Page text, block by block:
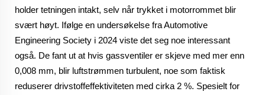
holder tetningen intakt, selv når trykket i motorrommet blir
svært høyt. Ifølge en undersøkelse fra Automotive
Engineering Society i 2024 viste det seg noe interessant
også. De fant ut at hvis gassventiler er skjeve med mer enn
0,008 mm, blir luftstrømmen turbulent, noe som faktisk
reduserer drivstoffeffektiviteten med cirka 2 %. Spesielt for